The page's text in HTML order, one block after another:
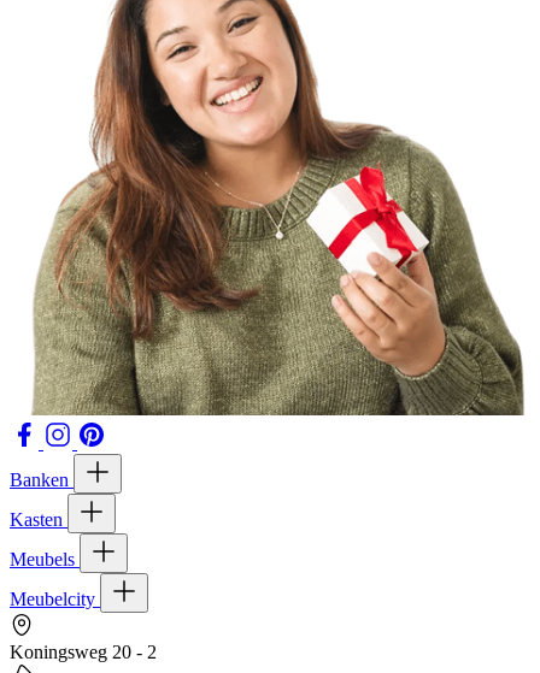
Banken
Kasten
Meubels
Meubelcity
Koningsweg 20 - 2